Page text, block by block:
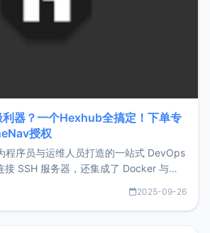
器？一个Hexhub全搞定！下单专
授权
程序员与运维人员打造的一站式 DevOps
接 SSH 服务器，还集成了 Docker 与常
HexHub 即可同时搞定运维与数据库操
2025-09-26